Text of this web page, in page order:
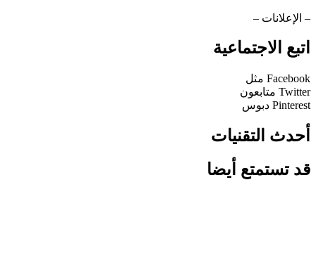
– الإعلانات –
اتبع الاجتماعية
Facebook مثل
Twitter متابعون
Pinterest دبوس
أحدث التقنيات
قد تستمتع أيضا